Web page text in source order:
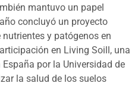
mantuvo un papel
concluyó un proyecto
y patógenos en
en Living Soill, una
por la Universidad de
la salud de los suelos